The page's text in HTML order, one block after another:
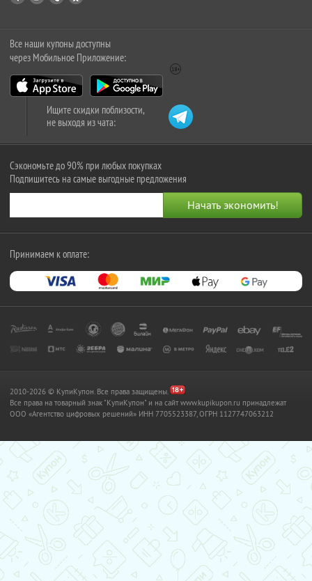
Все наши купоны доступны
через Мобильное Приложение:
Ищите скидки поблизости,
не выходя из чата:
Сэкономьте до 90% при любых покупках
Подпишитесь на самые выгодные предложения
Принимаем к оплате:
2010-2026 © КупиКупон. Все права защищены.
Все права на товарный знак "КупиКупон" и на сайт www.kupikupon.ru принадлежат
OOO «Агентство цифровых решений» ИНН 7705523387, ОГРН 1127747063212